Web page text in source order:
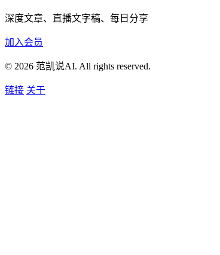
深度文章、直播文字稿、每日分享
加入会员
© 2026 范凯说AI. All rights reserved.
链接 关于